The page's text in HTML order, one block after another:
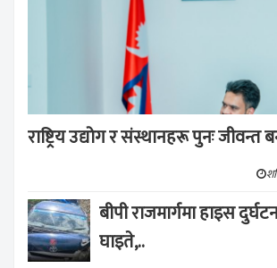
राष्ट्रिय उद्योग र संस्थानहरू पुनः जीवन्त
बीपी राजमार्गमा हाइस
घाइते,..